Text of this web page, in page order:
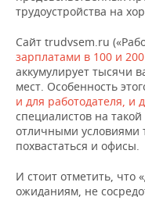
трудоустройства на
Сайт trudvsem.ru
зарплатами в 100 и
аккумулирует тысячи
мест. Особенность
и для работодателя, и
специалистов на
отличными условиями
похвастаться и офисы.
И стоит отметить, что
ожиданиям, не